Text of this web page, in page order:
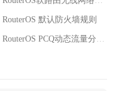
RouterOS 默认防火墙规则
RouterOS PCQ动态流量分配实例